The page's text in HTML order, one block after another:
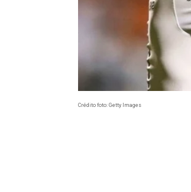
Crédito foto: Getty Images